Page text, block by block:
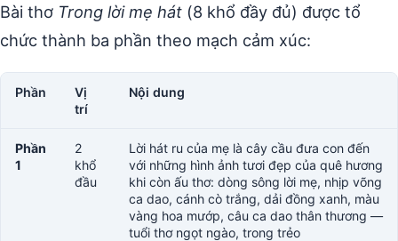
Bài thơ Trong lời mẹ hát (8 khổ đầy đủ) được tổ
chức thành ba phần theo mạch cảm xúc:
Phần
Vị
trí
Nội dung
Phần
1
2
khổ
đầu
Lời hát ru của mẹ là cây cầu đưa con đến
với những hình ảnh tươi đẹp của quê hương
khi còn ấu thơ: dòng sông lời mẹ, nhịp võng
ca dao, cánh cò trắng, dải đồng xanh, màu
vàng hoa mướp, câu ca dao thân thương —
tuổi thơ ngọt ngào, trong trẻo